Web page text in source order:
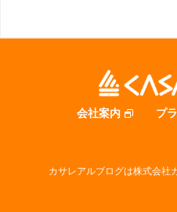
会社案内 プ
カサレアルブログは株式会社